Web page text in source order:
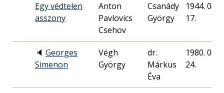
Egy védtelen
asszony
Anton
Pavlovics
Csehov
Csanády
György
1944. 06.
17.
🔈 Georges
Simenon
Végh
György
dr.
Márkus
Éva
1980. 01.
24.